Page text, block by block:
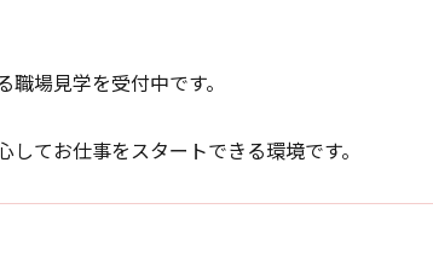
場見学を受付中です。
てお仕事をスタートできる環境です。